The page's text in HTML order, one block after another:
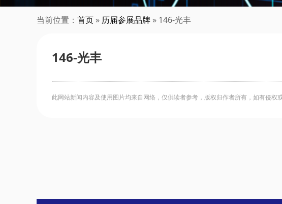
当前位置： 首页 » 历届参展品牌 » 146-光丰
146-光丰
此网站新闻内容及使用图片均来自网络，仅供读者参考，版权归作者所有，如有侵